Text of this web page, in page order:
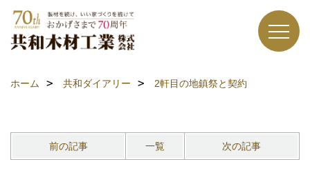
ホーム 共和ダイアリー 2軒目の地鎮祭と契約
前の記事 一覧 次の記事